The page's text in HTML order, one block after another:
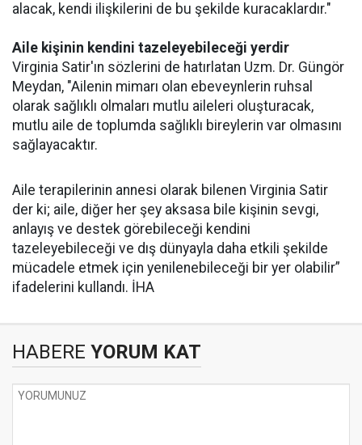
alacak, kendi ilişkilerini de bu şekilde kuracaklardır."
Aile kişinin kendini tazeleyebileceği yerdir
Virginia Satir'ın sözlerini de hatırlatan Uzm. Dr. Güngör
Meydan, "Ailenin mimarı olan ebeveynlerin ruhsal
olarak sağlıklı olmaları mutlu aileleri oluşturacak,
mutlu aile de toplumda sağlıklı bireylerin var olmasını
sağlayacaktır.
Aile terapilerinin annesi olarak bilenen Virginia Satir
der ki; aile, diğer her şey aksasa bile kişinin sevgi,
anlayış ve destek görebileceği kendini
tazeleyebileceği ve dış dünyayla daha etkili şekilde
mücadele etmek için yenilenebileceği bir yer olabilir”
ifadelerini kullandı. İHA
HABERE YORUM KAT